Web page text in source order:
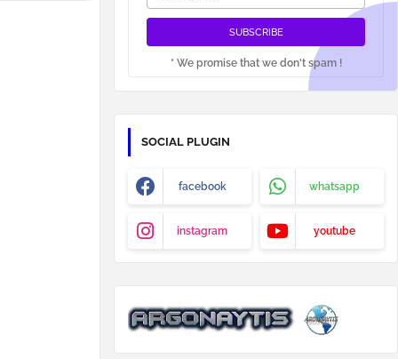
* We promise that we don't spam !
SOCIAL PLUGIN
facebook whatsapp
instagram youtube